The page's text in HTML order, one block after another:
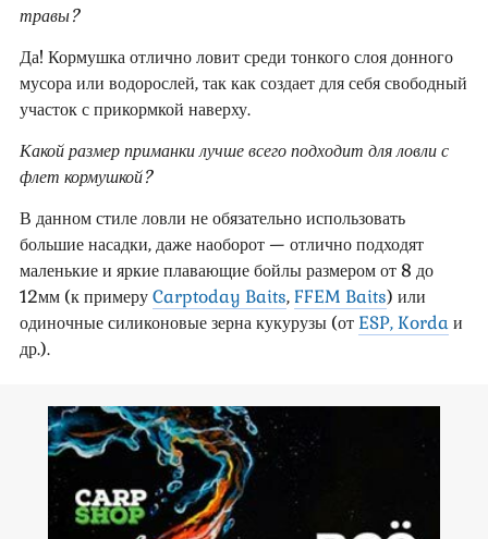
травы?
Да! Кормушка отлично ловит среди тонкого слоя донного
мусора или водорослей, так как создает для себя свободный
участок с прикормкой наверху.
Какой размер приманки лучше всего подходит для ловли с
флет кормушкой?
В данном стиле ловли не обязательно использовать
большие насадки, даже наоборот — отлично подходят
маленькие и яркие плавающие бойлы размером от 8 до
12мм (к примеруCarptoday Baits,FFEM Baits) или
одиночные силиконовые зерна кукурузы (отESP, Kordaи
др.).